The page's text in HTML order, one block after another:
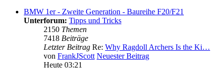
BMW 1er - Zweite Generation - Baureihe F20/F21
Unterforum: Tipps und Tricks
2150 Themen
7418 Beiträge
Letzter Beitrag Re: Why Ragdoll Archers Is the Ki…
von FrankJScott Neuester Beitrag
Heute 03:21